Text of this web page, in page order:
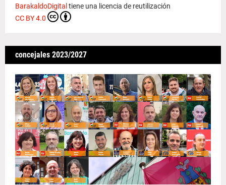
BarakaldoDigital tiene una licencia de reutilización
CC BY 4.0
concejales 2023/2027